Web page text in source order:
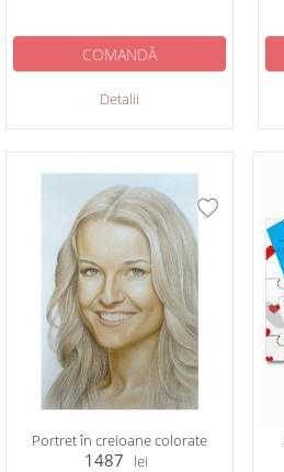
Detalii
COMANDĂ
Portret în creioane colorate
1487 lei